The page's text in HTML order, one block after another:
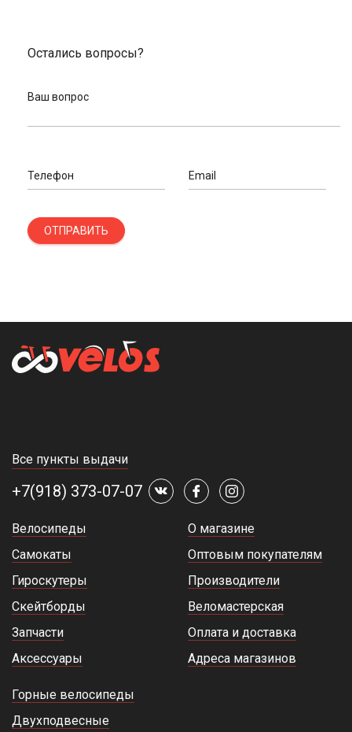
Остались вопросы?
Ваш вопрос
Телефон Email
ОТПРАВИТЬ
Все пункты выдачи
+7(918) 373-07-07
Велосипеды
Самокаты
Гироскутеры
Скейтборды
Запчасти
Аксессуары
О магазине
Оптовым покупателям
Производители
Веломастерская
Оплата и доставка
Адреса магазинов
Горные велосипеды
Двухподвесные